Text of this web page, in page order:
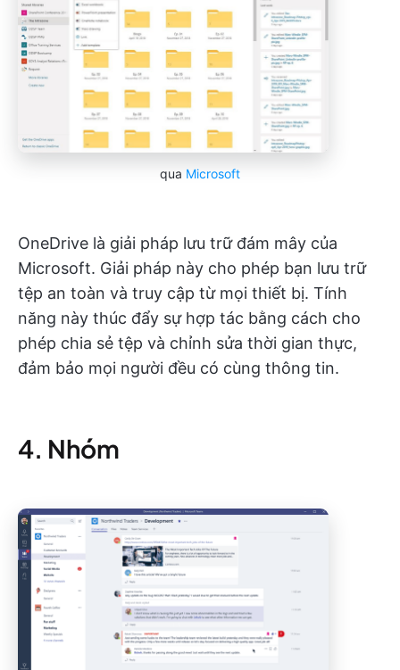
qua Microsoft
OneDrive là giải pháp lưu trữ đám mây của
Microsoft. Giải pháp này cho phép bạn lưu trữ
tệp an toàn và truy cập từ mọi thiết bị. Tính
năng này thúc đẩy sự hợp tác bằng cách cho
phép chia sẻ tệp và chỉnh sửa thời gian thực,
đảm bảo mọi người đều có cùng thông tin.
4. Nhóm